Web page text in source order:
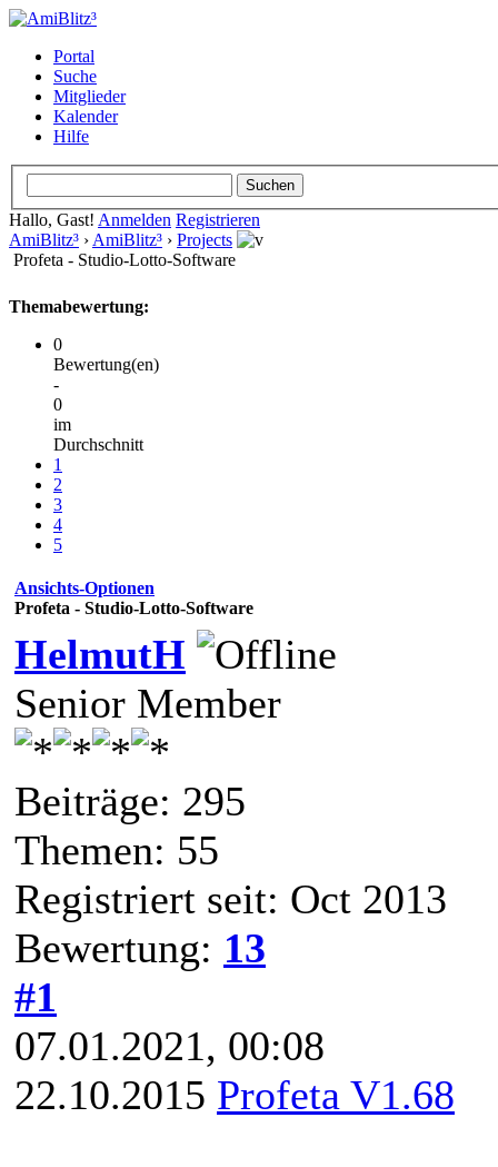
Portal
Suche
Mitglieder
Kalender
Hilfe
Hallo, Gast! Anmelden Registrieren
AmiBlitz³ › AmiBlitz³ › Projects
Profeta - Studio-Lotto-Software
Themabewertung:
0
Bewertung(en)
-
0
im
Durchschnitt
1
2
3
4
5
Ansichts-Optionen
Profeta - Studio-Lotto-Software
HelmutH
Senior Member
Beiträge: 295
Themen: 55
Registriert seit: Oct 2013
Bewertung: 13
#1
07.01.2021, 00:08
22.10.2015 Profeta V1.68